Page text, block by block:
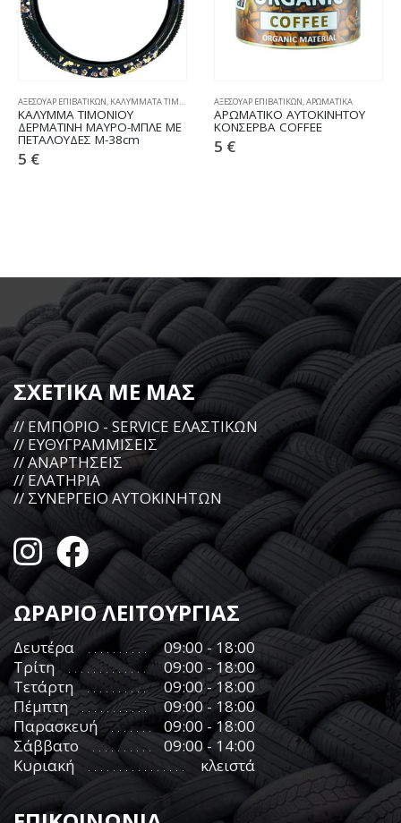
ΑΞΕΣΟΥΑΡ ΕΠΙΒΑΤΙΚΩΝ, ΚΑΛΥΜΜΑΤΑ ΤΙΜΟΝΙΟΥ
ΚΑΛΥΜΜΑ ΤΙΜΟΝΙΟΥ
ΔΕΡΜΑΤΙΝΗ ΜΑΥΡΟ-ΜΠΛΕ ΜΕ
ΠΕΤΑΛΟΥΔΕΣ M-38cm
5 €
ΑΞΕΣΟΥΑΡ ΕΠΙΒΑΤΙΚΩΝ,ΑΡΩΜΑΤΙΚΑ
ΑΡΩΜΑΤΙΚΟ ΑΥΤΟΚΙΝΗΤΟΥ
ΚΟΝΣΕΡΒΑ COFFEE
5 €
ΣΧΕΤΙΚΑ ΜΕ ΜΑΣ
// ΕΜΠΟΡΙΟ - SERVICE ΕΛΑΣΤΙΚΩΝ
// ΕΥΘΥΓΡΑΜΜΙΣΕΙΣ
// ΑΝΑΡΤΗΣΕΙΣ
// ΕΛΑΤΗΡΙΑ
// ΣΥΝΕΡΓΕΙΟ ΑΥΤΟΚΙΝΗΤΩΝ
ΩΡΑΡΙΟ ΛΕΙΤΟΥΡΓΙΑΣ
Δευτέρα
09:00 - 18:00
Τρίτη
09:00 - 18:00
Τετάρτη
09:00 - 18:00
Πέμπτη
09:00 - 18:00
Παρασκευή
09:00 - 18:00
Σάββατο
09:00 - 14:00
Κυριακή
κλειστά